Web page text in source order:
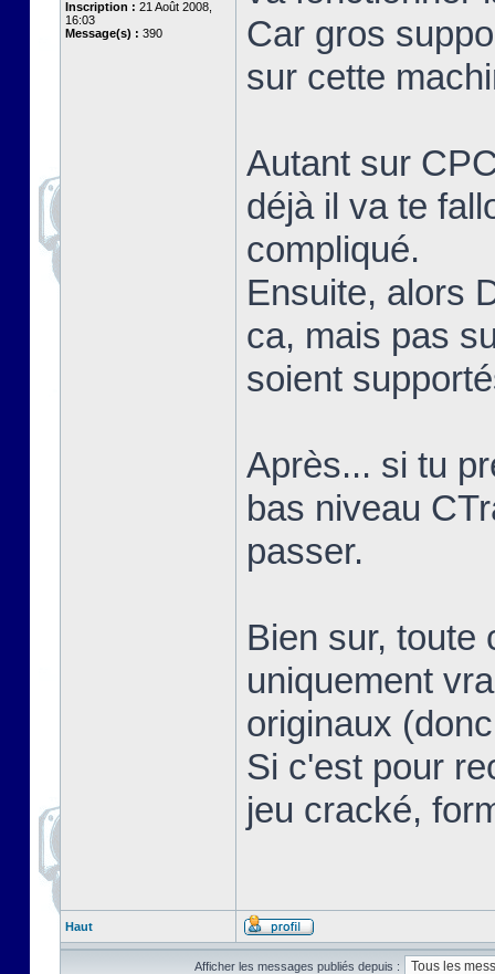
Inscription : 21 Août 2008,
16:03
Message(s) : 390
Car gros
sur cette
Autant sur
déjà il va te
compliqué.
Ensuite, alors
ca, mais pas
soient
Après... si tu
bas niveau
passer.
Bien sur, toute
uniquement
originaux
Si c'est pour
jeu cracké,
Haut
Afficher les messages publiés depuis :